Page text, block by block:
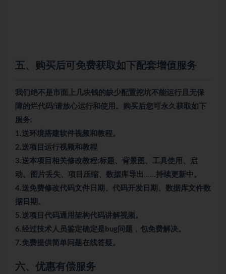
五、购买后可免费获取如下配套增值服务
我们绝不是市面上几块钱的缺少配置挖坑不能运行且无保
障的烂代码!请放心运行和使用。购买后您可永久获取如下
服务:
1.送环境搭建软件视频和教程。
2.送项目运行视频和教程
3.送本项目相关修改教程:标题、背景图、工具使用、启
动、图片丢失、项目压缩、数据库导出……持续更新中。
4.送免费修改代码文件日期、代码开发日期、数据库文件数
据日期。
5.送项目代码通用架构代码讲解视频。
6.经过技术人员鉴定确定是bug问题，包免费解决。
7.免费提供简单问题在线答疑。
六、优惠有偿服务